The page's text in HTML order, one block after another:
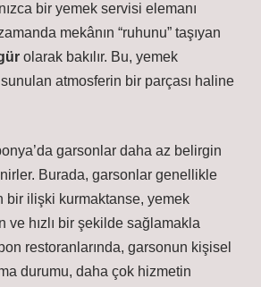
bir yemek servisi elemanı
mekânın “ruhunu” taşıyan
olarak bakılır. Bu, yemek
sunulan atmosferin bir parçası haline
garsonlar daha az belirgin
Burada, garsonlar genellikle
bir ilişki kurmaktanse, yemek
ve hızlı bir şekilde sağlamakla
restoranlarında, garsonun kişisel
durumu, daha çok hizmetin